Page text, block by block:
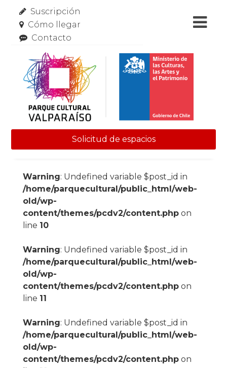
Suscripción
Cómo llegar
Contacto
Solicitud de espacios
Warning: Undefined variable $post_id in
/home/parquecultural/public_html/web-
old/wp-
content/themes/pcdv2/content.phpon
line 10
Warning: Undefined variable $post_id in
/home/parquecultural/public_html/web-
old/wp-
content/themes/pcdv2/content.phpon
line 11
Warning: Undefined variable $post_id in
/home/parquecultural/public_html/web-
old/wp-
content/themes/pcdv2/content.phpon